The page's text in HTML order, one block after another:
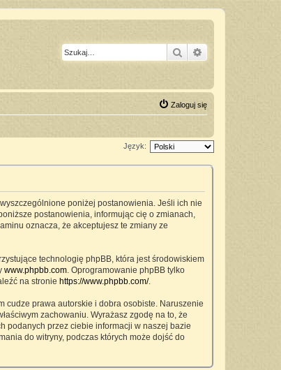
Szukaj
Zaloguj się
Język:
wyszczególnione poniżej postanowienia. Jeśli ich nie
postanowienia, informując cię o zmianach,
oznacza, że akceptujesz te zmiany ze
technologię phpBB, która jest środowiskiem
www.phpbb.com . Oprogramowanie phpBB tylko
na stronie https://www.phpbb.com/.
cudze prawa autorskie i dobra osobiste. Naruszenie
zachowaniu. Wyrażasz zgodę na to, że
podanych przez ciebie informacji w naszej bazie
do witryny, podczas których może dojść do